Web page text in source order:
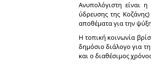
Ανυπολόγιστη είναι
ύδρευσης της
αποθέματα για την
Η τοπική κοινωνία
δημόσιο διάλογο για
και ο διαθέσιμος